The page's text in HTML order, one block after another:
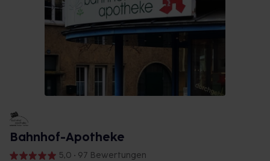
Bahnhof-Apotheke
5,0 • 97 Bewertungen